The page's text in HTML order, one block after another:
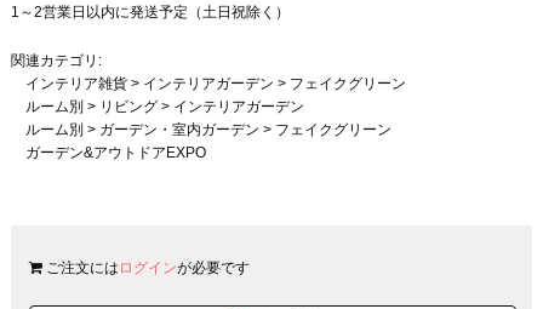
1～2営業日以内に発送予定（土日祝除く）
関連カテゴリ:
インテリア雑貨> インテリアガーデン > フェイクグリーン
ルーム別 > リビング> インテリアガーデン
ルーム別 > ガーデン・室内ガーデン > フェイクグリーン
ガーデン&アウトドアEXPO
ご注文には ログインが必要です